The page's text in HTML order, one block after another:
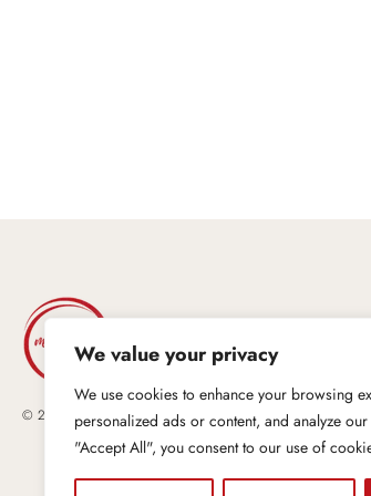
We value your privacy
We use cookies to enhance your browsing
personalized ads or content, and analyze
"Accept All", you consent to our use of
© 2025 La Maison del Cabello Elche & Mas Pelo 365